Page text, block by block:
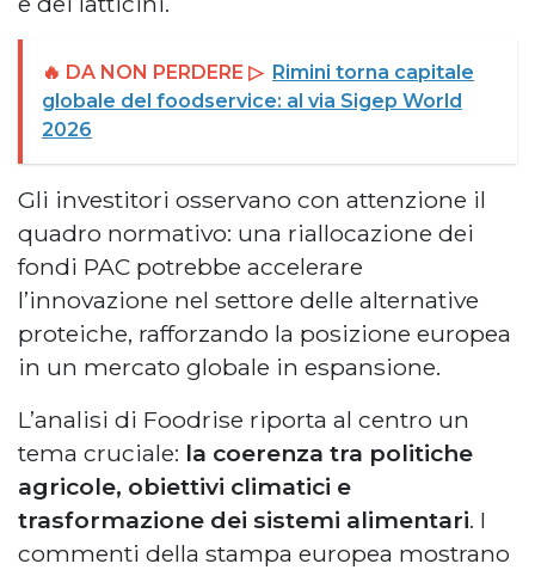
🔥 DA NON PERDERE ▷ Rimini torna capitale
globale del foodservice: al via Sigep World
2026
Gli investitori osservano con attenzione il
quadro normativo: una riallocazione dei
fondi PAC potrebbe accelerare
l’innovazione nel settore delle alternative
proteiche, rafforzando la posizione europea
in un mercato globale in espansione.
L’analisi di Foodrise riporta al centro un
tema cruciale: la coerenza tra politiche
agricole, obiettivi climatici e
trasformazione dei sistemi alimentari. I
commenti della stampa europea mostrano